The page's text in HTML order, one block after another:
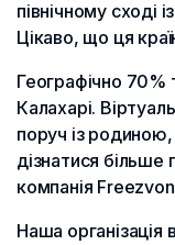
північному сході
Цікаво, що ця
Географічно 70%
Калахарі.
поруч із
дізнатися
компанія
Наша організація